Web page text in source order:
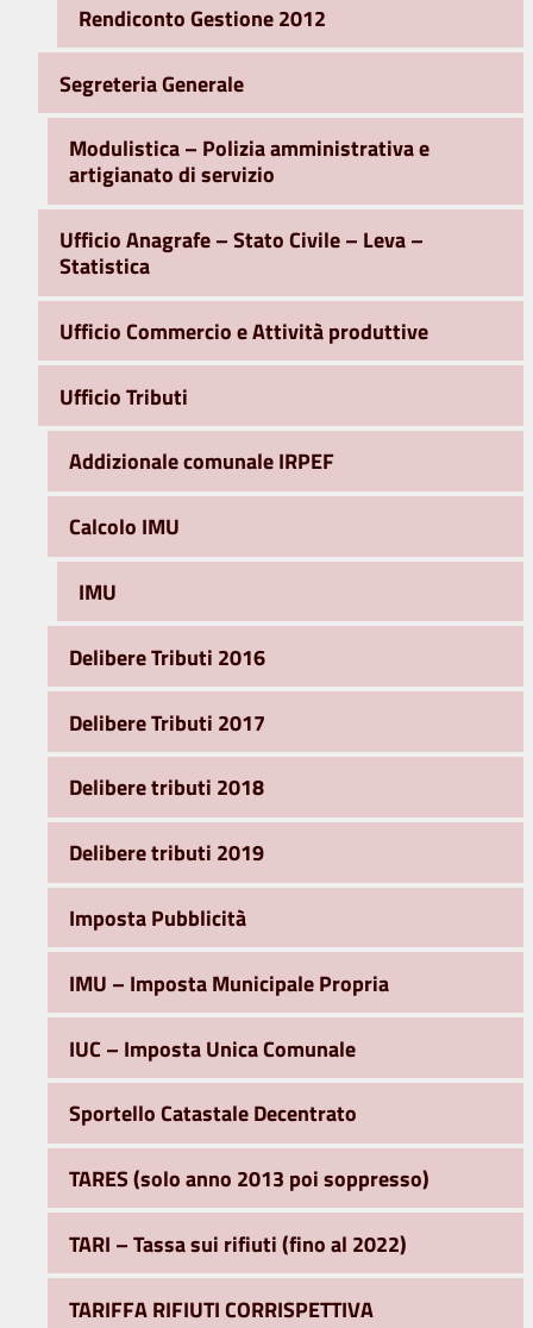
Rendiconto Gestione 2012
Segreteria Generale
Modulistica – Polizia amministrativa e
artigianato di servizio
Ufficio Anagrafe – Stato Civile – Leva –
Statistica
Ufficio Commercio e Attività produttive
Ufficio Tributi
Addizionale comunale IRPEF
Calcolo IMU
IMU
Delibere Tributi 2016
Delibere Tributi 2017
Delibere tributi 2018
Delibere tributi 2019
Imposta Pubblicità
IMU – Imposta Municipale Propria
IUC – Imposta Unica Comunale
Sportello Catastale Decentrato
TARES (solo anno 2013 poi soppresso)
TARI – Tassa sui rifiuti (fino al 2022)
TARIFFA RIFIUTI CORRISPETTIVA